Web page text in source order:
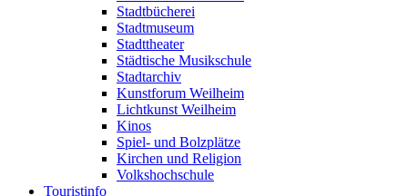
Stadtbücherei
Stadtmuseum
Stadttheater
Städtische Musikschule
Stadtarchiv
Kunstforum Weilheim
Lichtkunst Weilheim
Kinos
Spiel- und Bolzplätze
Kirchen und Religion
Volkshochschule
Touristinfo